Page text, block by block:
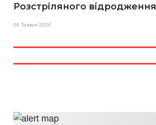
Розстріляного відродження
09 Травня 2024